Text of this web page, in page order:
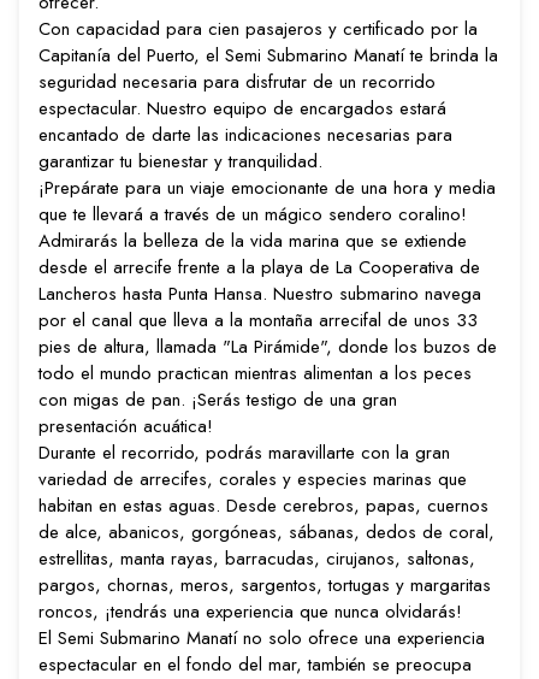
Con capacidad para cien pasajeros y certificado por la
Capitanía del Puerto, el Semi Submarino Manatí te brinda la
seguridad necesaria para disfrutar de un recorrido
espectacular. Nuestro equipo de encargados estará
encantado de darte las indicaciones necesarias para
garantizar tu bienestar y tranquilidad.
¡Prepárate para un viaje emocionante de una hora y media
que te llevará a través de un mágico sendero coralino!
Admirarás la belleza de la vida marina que se extiende
desde el arrecife frente a la playa de La Cooperativa de
Lancheros hasta Punta Hansa. Nuestro submarino navega
por el canal que lleva a la montaña arrecifal de unos 33
pies de altura, llamada "La Pirámide", donde los buzos de
todo el mundo practican mientras alimentan a los peces
con migas de pan. ¡Serás testigo de una gran
presentación acuática!
Durante el recorrido, podrás maravillarte con la gran
variedad de arrecifes, corales y especies marinas que
habitan en estas aguas. Desde cerebros, papas, cuernos
de alce, abanicos, gorgóneas, sábanas, dedos de coral,
estrellitas, manta rayas, barracudas, cirujanos, saltonas,
pargos, chornas, meros, sargentos, tortugas y margaritas
roncos, ¡tendrás una experiencia que nunca olvidarás!
El Semi Submarino Manatí no solo ofrece una experiencia
espectacular en el fondo del mar, también se preocupa